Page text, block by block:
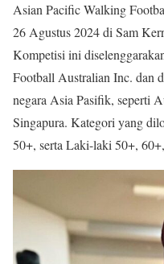
Asian Pacific Walking
26 Agustus 2024 di Sam
Kompetisi ini
Football Australian Inc. dan
negara Asia Pasifik, seperti
Singapura. Kategori yang
50+, serta Laki-laki 50+,